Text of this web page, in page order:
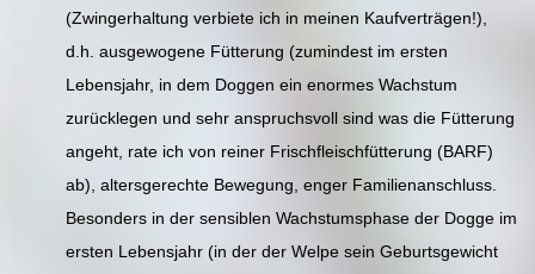
(Zwingerhaltung verbiete ich in meinen Kaufverträgen!),
d.h. ausgewogene Fütterung (zumindest im ersten
Lebensjahr, in dem Doggen ein enormes Wachstum
zurücklegen und sehr anspruchsvoll sind was die Fütterung
angeht, rate ich von reiner Frischfleischfütterung (BARF)
ab), altersgerechte Bewegung, enger Familienanschluss.
Besonders in der sensiblen Wachstumsphase der Dogge im
ersten Lebensjahr (in der der Welpe sein Geburtsgewicht